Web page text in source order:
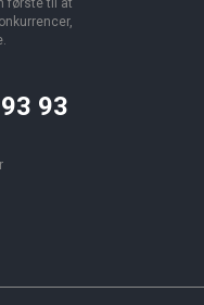
første til at
93